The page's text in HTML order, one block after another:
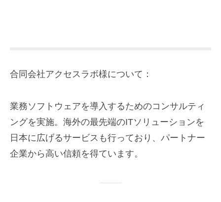
合同会社アクセスラボ様について：
業務ソフトウェアを導入するためのコンサルティ
ングを実施。海外の最先端のITソリューションを
日本に広げるサービスも行っており、パートナー
企業から高い信頼を得ています。